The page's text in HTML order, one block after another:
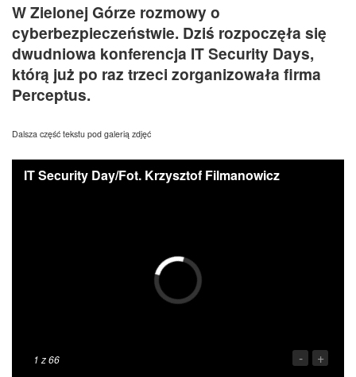
W Zielonej Górze rozmowy o
cyberbezpieczeństwie. Dziś rozpoczęła się
dwudniowa konferencja IT Security Days,
którą już po raz trzeci zorganizowała firma
Perceptus.
Dalsza część tekstu pod galerią zdjęć
IT Security Day/Fot. Krzysztof Filmanowicz
1 z 66 - +